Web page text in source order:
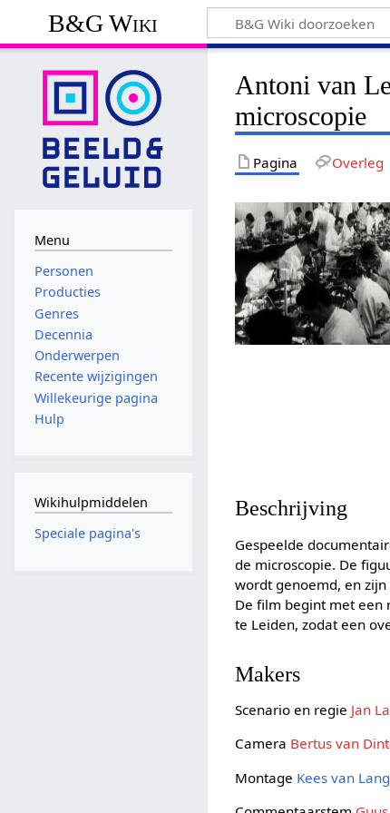
B&G Wiki
Antoni van
microscopie
Pagina Overleg
Beschrijving
Gespeelde
de microscopie. De
wordt genoemd, en
De film begint met een
te Leiden, zodat een
Makers
Scenario en regie Jan
Camera Bertus van
Montage Kees van
Menu
Personen
Producties
Genres
Decennia
Onderwerpen
Recente wijzigingen
Willekeurige pagina
Hulp
Wikihulpmiddelen
Speciale pagina's